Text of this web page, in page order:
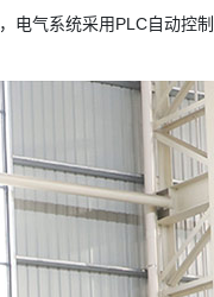
电气系统采用PLC自动控